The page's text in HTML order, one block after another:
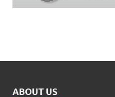
ABOUT US